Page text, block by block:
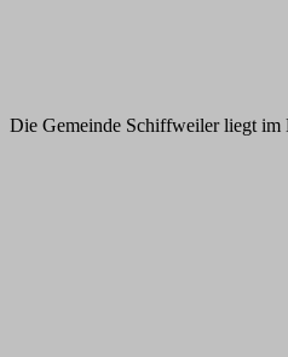
Die Gemeinde Schiffweiler liegt im